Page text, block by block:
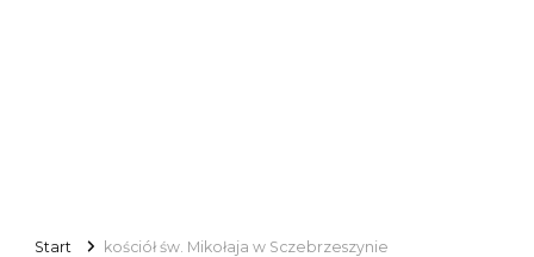
Start kościół św. Mikołaja w Sczebrzeszynie